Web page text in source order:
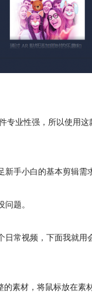
专业性强，所以使用
手小白的基本剪辑需
题。
日常视频，下面我就用
素材，将鼠标放在素